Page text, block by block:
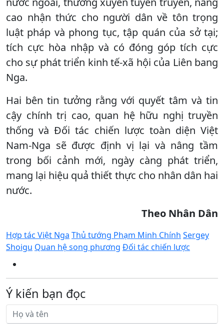
cao nhận thức cho người dân về tôn trọng
luật pháp và phong tục, tập quán của sở tại;
tích cực hòa nhập và có đóng góp tích cực
cho sự phát triển kinh tế-xã hội của Liên bang
Nga.
Hai bên tin tưởng rằng với quyết tâm và tin
cậy chính trị cao, quan hệ hữu nghị truyền
thống và Đối tác chiến lược toàn diện Việt
Nam-Nga sẽ được định vị lại và nâng tầm
trong bối cảnh mới, ngày càng phát triển,
mang lại hiệu quả thiết thực cho nhân dân hai
nước.
Theo Nhân Dân
Hợp tác Việt Nga Thủ tướng Phạm Minh Chính Sergey
Shoigu Quan hệ song phương Đối tác chiến lược
Ý kiến bạn đọc